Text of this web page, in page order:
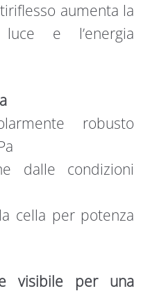
aumenta la
e l’energia
robusto
dalle condizioni
cella per potenza
visibile per una